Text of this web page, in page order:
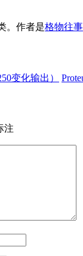
。 作者是格物往事
变化输出）
注